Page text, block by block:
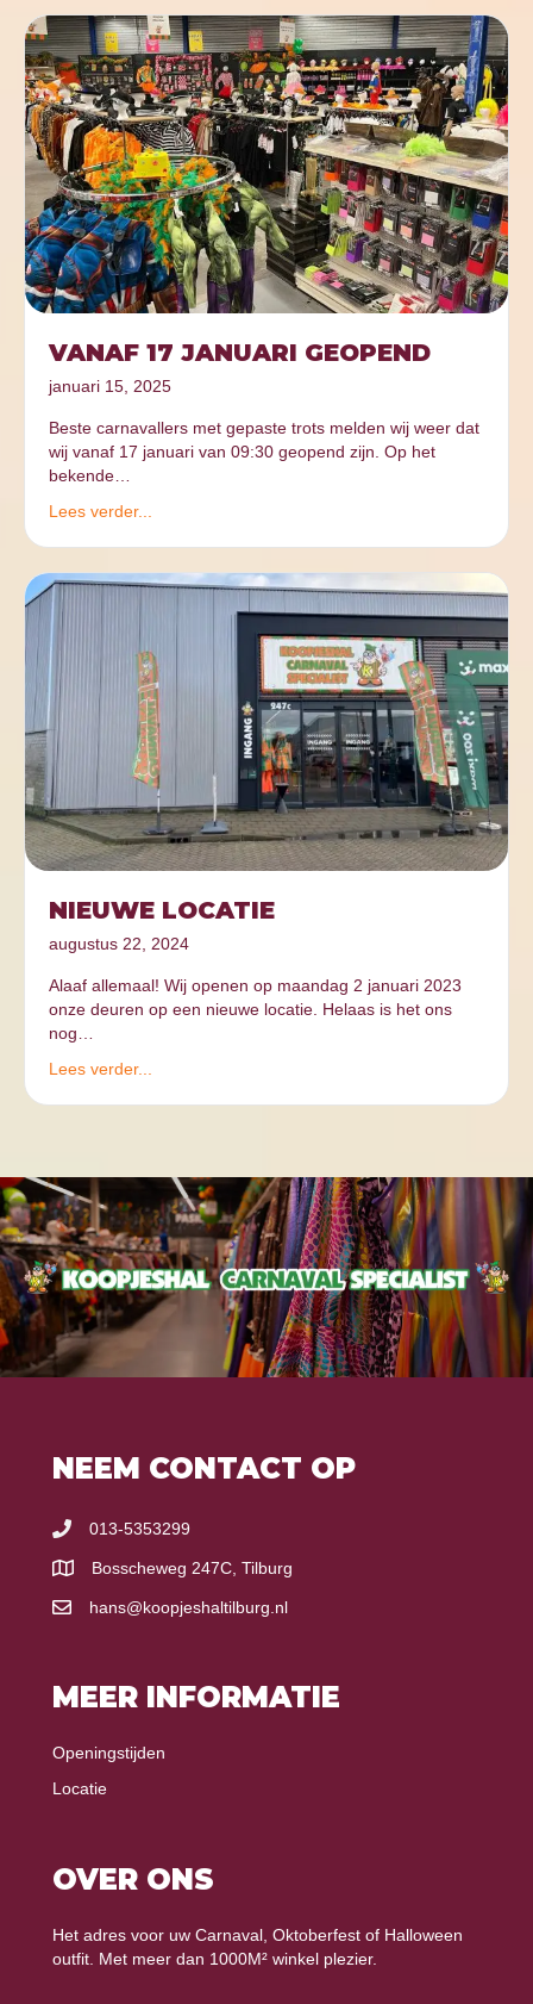
VANAF 17 JANUARI GEOPEND
januari 15, 2025
Beste carnavallers met gepaste trots melden wij weer dat
wij vanaf 17 januari van 09:30 geopend zijn. Op het
bekende…
Lees verder...
NIEUWE LOCATIE
augustus 22, 2024
Alaaf allemaal! Wij openen op maandag 2 januari 2023
onze deuren op een nieuwe locatie. Helaas is het ons
nog…
Lees verder...
NEEM CONTACT OP
013-5353299
Bosscheweg 247C, Tilburg
hans@koopjeshaltilburg.nl
MEER INFORMATIE
Openingstijden
Locatie
OVER ONS
Het adres voor uw Carnaval, Oktoberfest of Halloween
outfit. Met meer dan 1000M² winkel plezier.